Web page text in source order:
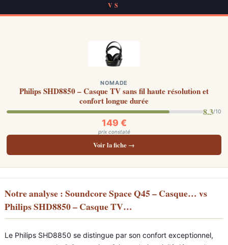
VS
NOMADE
Philips SHD8850 – Casque TV sans fil haute résolution et
confort longue durée
8.3/10
149 €
prix constaté
Voir la fiche →
Notre analyse : Soundcore Space Q45 – Casque… vs
Philips SHD8850 – Casque TV…
Le Philips SHD8850 se distingue par son confort exceptionnel,